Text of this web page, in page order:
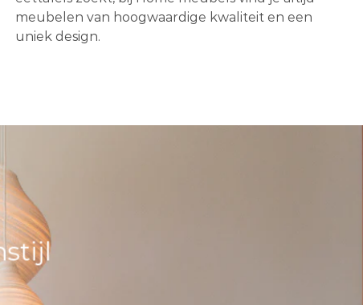
meubelen van hoogwaardige kwaliteit en een
uniek design.